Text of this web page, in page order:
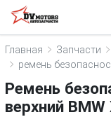
Главная Запчасти
ремень
Ремень
верхний